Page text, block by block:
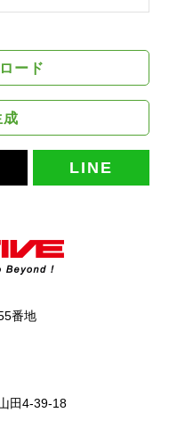
ード
成
LINE
番地
田4-39-18